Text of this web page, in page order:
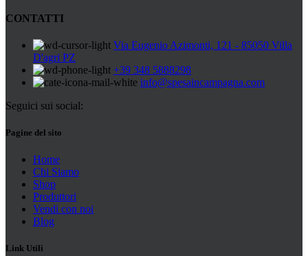
CONTATTI
Via Eugenio Azimonti, 121 - 85050 Villa
D'agri PZ
+39 348 5888298
info@spesaincampagna.com
Seguici sui social:
Pagine del sito
Home
Chi Siamo
Shop
Produttori
Vendi con noi
Blog
Link Utili